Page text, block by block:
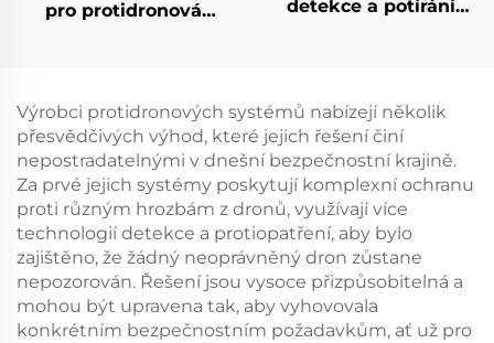
pro protidronová
detekce a potírání
Výrobci protidronových systémů nabízejí několik
přesvědčivých výhod, které jejich řešení činí
nepostradatelnými v dnešní bezpečnostní krajině.
Za prvé jejich systémy poskytují komplexní ochranu
proti různým hrozbám z dronů, využívají více
technologií detekce a protiopatření, aby bylo
zajištěno, že žádný neoprávněný dron zůstane
nepozorován. Řešení jsou vysoce přizpůsobitelná a
mohou být upravena tak, aby vyhovovala
konkrétním bezpečnostním požadavkům, ať už pro